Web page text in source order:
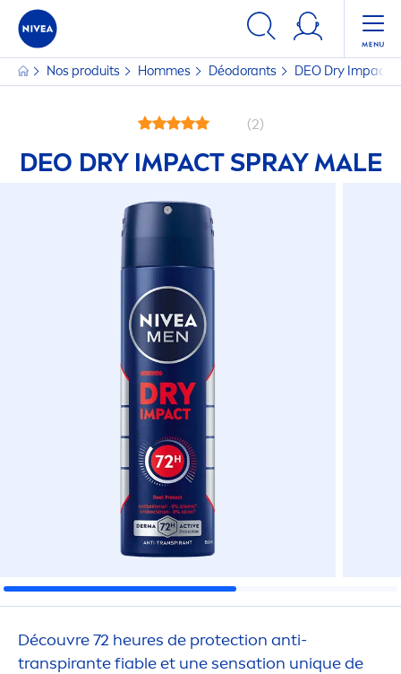
Nos produits Hommes Déodorants DEO Dry Impact
(2)
DEO DRY IMPACT SPRAY MALE
Découvre 72 heures de protection anti-
transpirante fiable et unesensation unique de